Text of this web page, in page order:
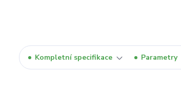
Kompletní specifikace Parametry